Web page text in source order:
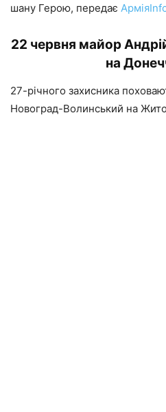
шану Герою, передає
22 червня майор
на
27-річного захисника
Новоград-Волинський на